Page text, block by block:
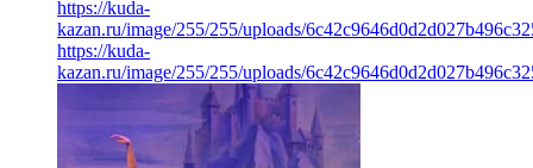
https://kuda-
kazan.ru/image/255/255/uploads/
https://kuda-
kazan.ru/image/255/255/uploads/